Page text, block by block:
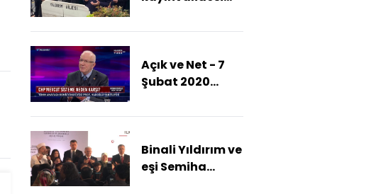
Açık ve Net - 7
Şubat 2020
Komisyonu
Milletvekili Prof.
Dr. İbrahim
Binali Yıldırım ve
eşi Semiha